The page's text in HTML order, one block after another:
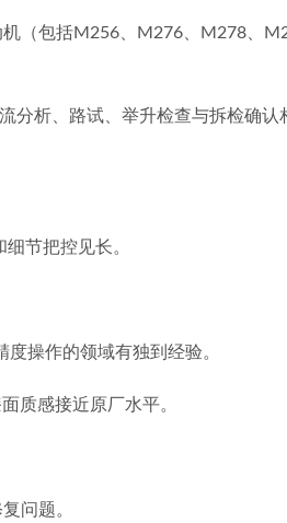
（包括M256、M276、M278、
分析、路试、举升检查与拆检确
节把控见长。
操作的领域有独到经验。
质感接近原厂水平。
问题。